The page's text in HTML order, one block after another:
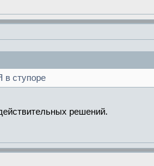
в ступоре
решений.